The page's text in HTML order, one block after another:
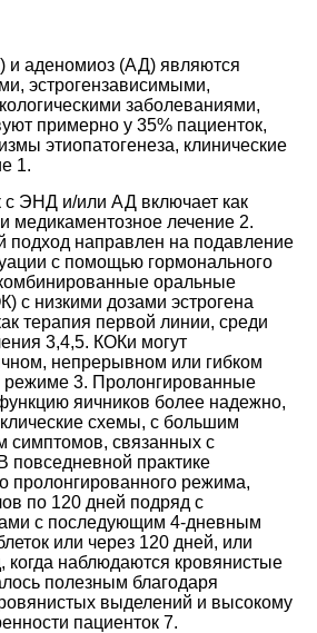
и аденомиоз (АД) являются
эстрогензависимыми,
заболеваниями,
примерно у 35% пациенток,
этиопатогенеза, клинические
1.
с ЭНД и/или АД включает как
и медикаментозное лечение 2.
подход направлен на подавление
с помощью гормонального
оральные
с низкими дозами эстрогена
терапия первой линии, среди
3,4,5. КОКи могут
непрерывном или гибком
режиме 3. Пролонгированные
яичников более надежно,
схемы, с большим
симптомов, связанных с
повседневной практике
пролонгированного режима,
по 120 дней подряд с
с последующим 4-дневным
или через 120 дней, или
когда наблюдаются кровянистые
полезным благодаря
выделений и высокому
пациенток 7.